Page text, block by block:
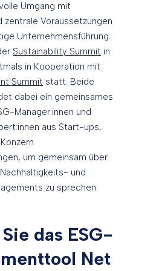
Umgang mit
zentrale Voraussetzungen
Unternehmensführung.
Sustainability Summit in
in Kooperation mit
Summit statt. Beide
dabei ein gemeinsames
Manager:innen und
aus Start-ups,
um gemeinsam über
und
zu sprechen.
das ESG-
Net